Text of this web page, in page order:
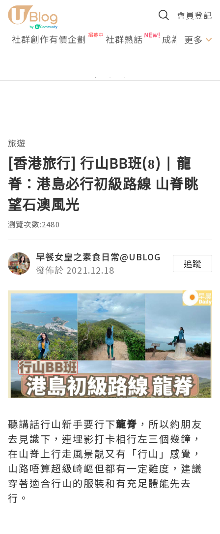
會員登記
社群創作有價企劃 社群熱話 成為U更多
旅遊
[香港旅行] 行山BB班(8) | 龍
脊：港島必行初級路線 山脊眺
望石澳風光
瀏覽次數:2480
早餐女皇之素食日常@UBLOG
發佈於 2021.12.18
追蹤
聽講話行山新手要行下龍脊 ，所以約朋友
去見識下，連埋影打卡相行左三個幾鐘，
在山脊上行走風景靚又有「行山」感覺，
山路唔算超級崎嶇但都有一定難度，建議
穿著適合行山的服裝和有充足體能先去
行。